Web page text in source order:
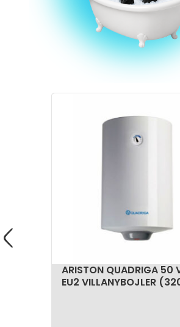
ARISTON QUADRIGA 50
EU2 VILLANYBOJLER